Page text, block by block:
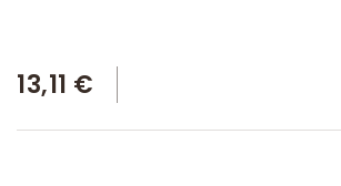
13,11 €